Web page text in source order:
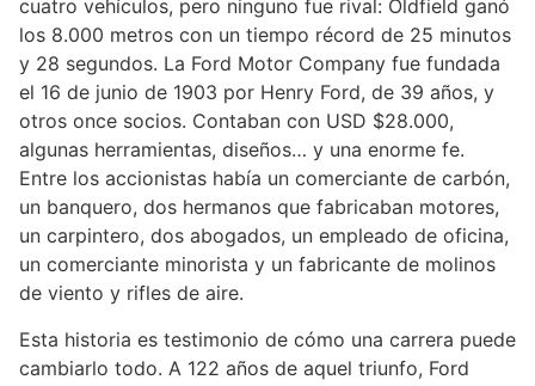
cuatro vehículos, pero ninguno fue rival: Oldfield ganó
los 8.000 metros con un tiempo récord de 25 minutos
y 28 segundos. La Ford Motor Company fue fundada
el 16 de junio de 1903 por Henry Ford, de 39 años, y
otros once socios. Contaban con USD $28.000,
algunas herramientas, diseños… y una enorme fe.
Entre los accionistas había un comerciante de carbón,
un banquero, dos hermanos que fabricaban motores,
un carpintero, dos abogados, un empleado de oficina,
un comerciante minorista y un fabricante de molinos
de viento y rifles de aire.
Esta historia es testimonio de cómo una carrera puede
cambiarlo todo. A 122 años de aquel triunfo, Ford